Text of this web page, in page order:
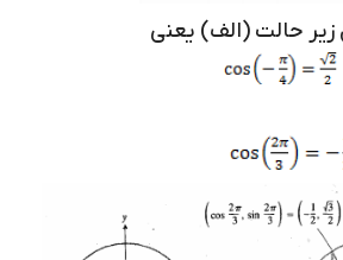
زیر حالت (الف) یعنی
یعنی